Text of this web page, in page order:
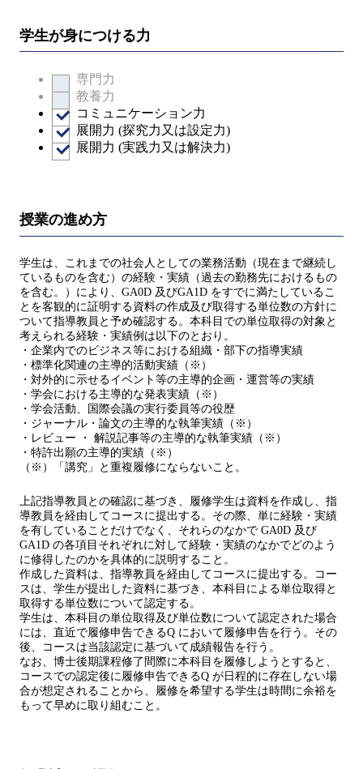
学生が身につける力
専門力
教養力
コミュニケーション力
展開力 (探究力又は設定力)
展開力 (実践力又は解決力)
授業の進め方
学生は、これまでの社会人としての業務活動（現在まで継続し
ているものを含む）の経験・実績（過去の勤務先におけるもの
を含む。）により、GA0D 及びGA1D をすでに満たしているこ
とを客観的に証明する資料の作成及び取得する単位数の方針に
ついて指導教員と予め確認する。本科目での単位取得の対象と
考えられる経験・実績例は以下のとおり。
・企業内でのビジネス等における組織・部下の指導実績
・標準化関連の主導的活動実績（※）
・対外的に示せるイベント等の主導的企画・運営等の実績
・学会における主導的な発表実績（※）
・学会活動、国際会議の実行委員等の役歴
・ジャーナル・論文の主導的な執筆実績（※）
・レビュー ・ 解説記事等の主導的な執筆実績（※）
・特許出願の主導的実績（※）
（※）「講究」と重複履修にならないこと。
上記指導教員との確認に基づき、履修学生は資料を作成し、指
導教員を経由してコースに提出する。その際、単に経験・実績
を有していることだけでなく、それらのなかで GA0D 及び
GA1D の各項目それぞれに対して経験・実績のなかでどのよう
に修得したのかを具体的に説明すること。
作成した資料は、指導教員を経由してコースに提出する。コー
スは、学生が提出した資料に基づき、本科目による単位取得と
取得する単位数について認定する。
学生は、本科目の単位取得及び単位数について認定された場合
には、直近で履修申告できるQ において履修申告を行う。その
後、コースは当該認定に基づいて成績報告を行う。
なお、博士後期課程修了間際に本科目を履修しようとすると、
コースでの認定後に履修申告できるQ が日程的に存在しない場
合が想定されることから、履修を希望する学生は時間に余裕を
もって早めに取り組むこと。